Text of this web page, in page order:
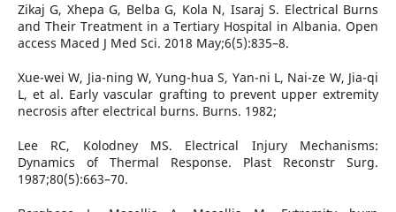
Zikaj G, Xhepa G, Belba G, Kola N, Isaraj S. Electrical Burns
and Their Treatment in a Tertiary Hospital in Albania. Open
access Maced J Med Sci. 2018 May;6(5):835–8.
Xue-wei W, Jia-ning W, Yung-hua S, Yan-ni L, Nai-ze W, Jia-qi
L, et al. Early vascular grafting to prevent upper extremity
necrosis after electrical burns. Burns. 1982;
Lee RC, Kolodney MS. Electrical Injury Mechanisms:
Dynamics of Thermal Response. Plast Reconstr Surg.
1987;80(5):663–70.